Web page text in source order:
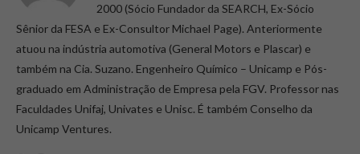
2000 (Sócio Fundador da SEARCH, Ex-Sócio
Sênior da FESA e Ex-Consultor Michael Page). Anteriormente
atuou na indústria automotiva (General Motors e Plascar) e
também na Cia. Suzano. Engenheiro Químico – Unicamp e Pós-
graduado em Administração de Empresa pela FGV. Professor nas
Faculdades Unifaj, Univates e Unisc. É também Conselho da
Unicamp Ventures.